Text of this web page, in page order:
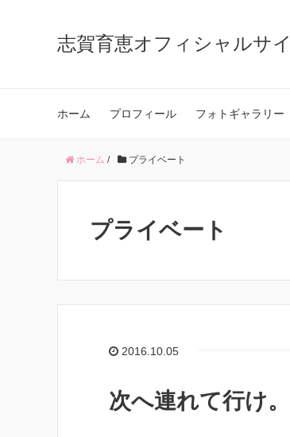
志賀育恵オフィシャルサ
ホーム プロフィール フォトギャラリー
ホーム / プライベート
プライベート
2016.10.05
次へ連れて行け。